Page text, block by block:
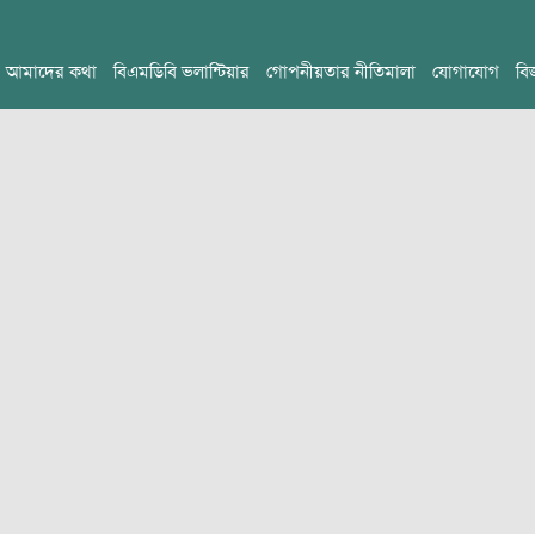
আমাদের কথা বিএমডিবি ভলান্টিয়ার গোপনীয়তার নীতিমালা যোগাযোগ